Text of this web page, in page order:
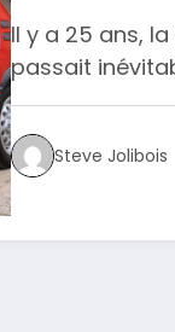
Il y a 25 ans,
passait
Steve Jolibois